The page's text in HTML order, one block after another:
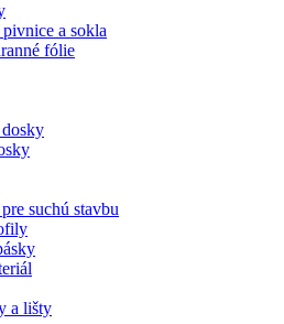
a sokla
fólie
suchú stavbu
a lišty